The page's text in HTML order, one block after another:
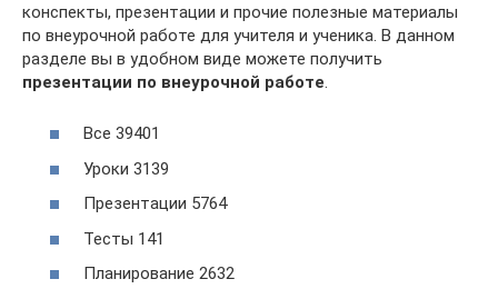
конспекты, презентации и прочие полезные материалы
по внеурочной работе для учителя и ученика. В данном
разделе вы в удобном виде можете получить
презентации по внеурочной работе
Все 39401
Уроки 3139
Презентации 5764
Тесты 141
Планирование 2632